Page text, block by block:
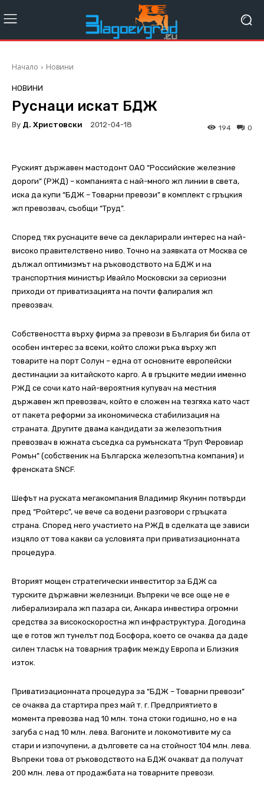
Начало Новини
НОВИНИ
Руснаци искат БДЖ
By Д. Христовски 2012-04-18 0
194
Руският държавен мастодонт ОАО “Российские железние
дороги” (РЖД) – компанията с най-много жп линии в света,
иска да купи “БДЖ – Товарни превози” в комплект с гръцкия
жп превозвач, съобщи “Труд”.
Според тях руснаците вече са декларирали интерес на най-
високо правителствено ниво. Точно на заявката от Москва се
дължал оптимизмът на ръководството на БДЖ и на
транспортния министър Ивайло Московски за сериозни
приходи от приватизацията на почти фалиралия жп
превозвач.
Собствеността върху фирма за превози в България би била от
особен интерес за всеки, който сложи ръка върху жп
товарите на порт Солун – една от основните европейски
дестинации за китайското карго. А в гръцките медии именно
РЖД се сочи като най-вероятния купувач на местния
държавен жп превозвач, който е сложен на тезгяха като част
от пакета реформи за икономическа стабилизация на
страната. Другите двама кандидати за железопътния
превозвач в южната съседка са румънската “Груп Феровиар
Ромън” (собственик на Българска железопътна компания) и
френската SNCF.
Шефът на руската мегакомпания Владимир Якунин потвърди
пред “Ройтерс”, че вече са водени разговори с гръцката
страна. Според него участието на РЖД в сделката ще зависи
изцяло от това какви са условията при приватизационната
процедура.
Вторият мощен стратегически инвеститор за БДЖ са
турските държавни железници. Въпреки че все още не е
либерализирала жп пазара си, Анкара инвестира огромни
средства за високоскоростна жп инфраструктура. Догодина
ще е готов жп тунелът под Босфора, което се очаква да даде
силен тласък на товарния трафик между Европа и Близкия
изток.
Приватизационната процедура за “БДЖ – Товарни превози”
се очаква да стартира през май т. г. Предприятието в
момента превозва над 10 млн. тона стоки годишно, но е на
загуба с над 10 млн. лева. Вагоните и локомотивите му са
стари и изпочупени, а дълговете са на стойност 104 млн. лева.
Въпреки това от ръководството на БДЖ очакват да получат
200 млн. лева от продажбата на товарните превози.